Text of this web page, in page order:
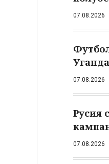
07.08.2026
Уганда
07.08.2026
Русия
07.08.2026